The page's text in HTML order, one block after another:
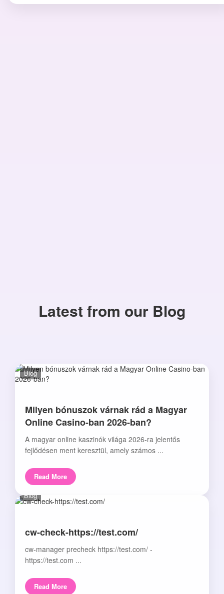
Latest from our Blog
Blog
Milyen bónuszok várnak rád a Magyar
Online Casino-ban 2026-ban?
A magyar online kaszinók világa 2026-ra jelentős
fejlődésen ment keresztül, amely számos ...
Read More
Blog
cw-check-https://test.com/
cw-manager precheck https://test.com/ -
https://test.com ...
Read More